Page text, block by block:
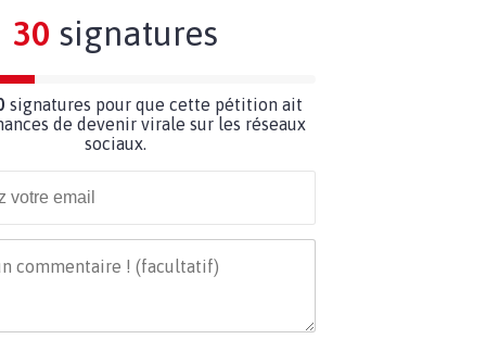
30 signatures
signatures pour que cette pétition ait
de devenir virale sur les réseaux
sociaux.